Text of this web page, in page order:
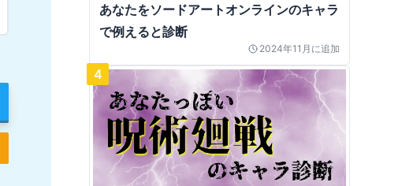
あなたをソードアートオンラインのキャラ
で例えると診断
2024年11月 に追加
4